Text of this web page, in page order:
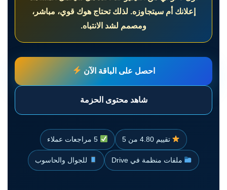
إعلانك أم سيتجاوزه. لذلك تحتاج هوك قوي، مباشر،
ومصمم لشد الانتباه.
احصل على الباقة الآن
شاهد محتوى الحزمة
تقييم 4.80 من 5
ملفات منظمة في Drive للجوال والحاسوب